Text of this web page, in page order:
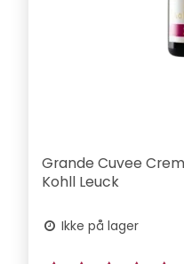
Grande Cuvee
Kohll Leuck
Ikke på lager